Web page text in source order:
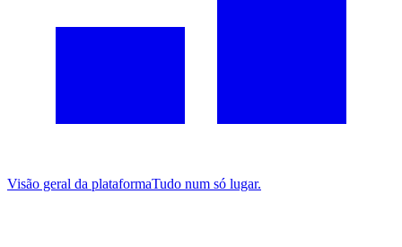
Visão geral da plataformaTudo num só lugar.